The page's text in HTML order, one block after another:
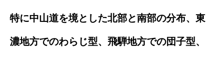
特に中山道を境とした北部と南部の分布、東
濃地方でのわらじ型、飛騨地方での団子型、